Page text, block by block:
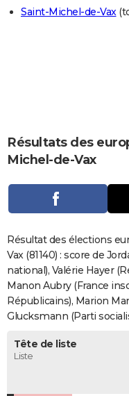
Alimentation
Guide de la santé
Maladies
Médicaments
Sommeil
VOYAGE
Carte de Noël
Carte Bonne année
Carte Saint-Valentin
Carte Pâques
Carte d'anniversaire
COPAINS D'AVANT
AVIS DE DÉCÈS
FORUM
Bricolage
Lifestyle
Culture
Sport
Auto
Television
Voyage
Cinema
Saint-Michel-de-Vax
Résultats des
Michel-de-Vax
Résultat des élections
Vax (81140) : score de
national), Valérie Hayer
Manon Aubry (France
Républicains), Marion
Glucksmann (Parti
Tête de liste
Liste